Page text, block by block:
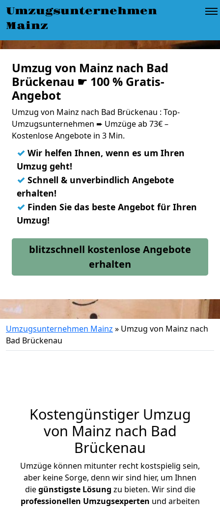
Umzugsunternehmen
Mainz
Umzug von Mainz nach Bad
Brückenau ☛ 100 % Gratis-
Angebot
Umzug von Mainz nach Bad Brückenau : Top-
Umzugsunternehmen ➨ Umzüge ab 73€ –
Kostenlose Angebote in 3 Min.
✓ Wir helfen Ihnen, wenn es um Ihren
Umzug geht!
✓ Schnell & unverbindlich Angebote
erhalten!
✓ Finden Sie das beste Angebot für Ihren
Umzug!
blitzschnell kostenlose Angebote
erhalten
Umzugsunternehmen Mainz » Umzug von Mainz nach
Bad Brückenau
Kostengünstiger Umzug
von Mainz nach Bad
Brückenau
Umzüge können mitunter recht kostspielig sein,
aber keine Sorge, denn wir sind hier, um Ihnen
diegünstigste Lösung zu bieten. Wir sind die
professionellen Umzugsexperten und arbeiten